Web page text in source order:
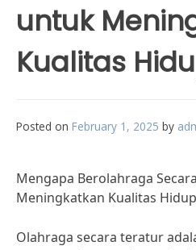
untuk
Kualitas
Posted on February 1, 2025 by
Mengapa Berolahraga
Meningkatkan Kualitas Hidup
Olahraga secara teratur